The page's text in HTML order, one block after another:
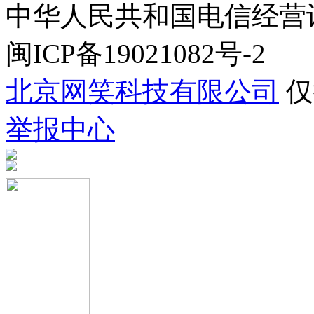
中华人民共和国电信经营
闽ICP备19021082号-2
北京网笑科技有限公司
举报中心